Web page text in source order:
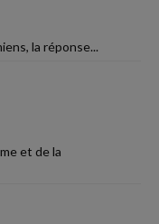
la réponse...
et de la